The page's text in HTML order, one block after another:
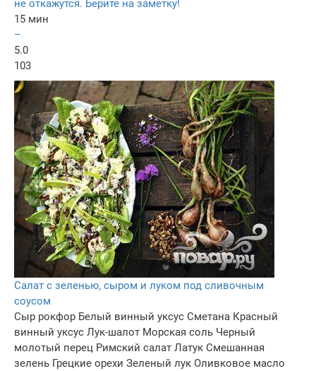
не откажутся. Берите на заметку!
15 мин
–
5.0
103
Салат с зеленью, сыром и луком под сливочным
соусом
Сыр рокфор Белый винный уксус Сметана Красный
винный уксус Лук-шалот Морская соль Черный
молотый перец Римский салат Латук Смешанная
зелень Грецкие орехи Зеленый лук Оливковое масло